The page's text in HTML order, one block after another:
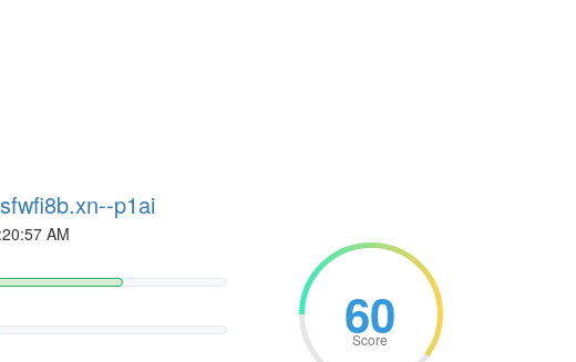
p1ai
AM
60
Score